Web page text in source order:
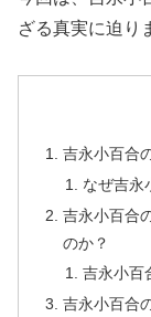
ざる真実に迫り
吉永小百合
なぜ吉永
吉永小百合
のか？
吉永小百
吉永小百合